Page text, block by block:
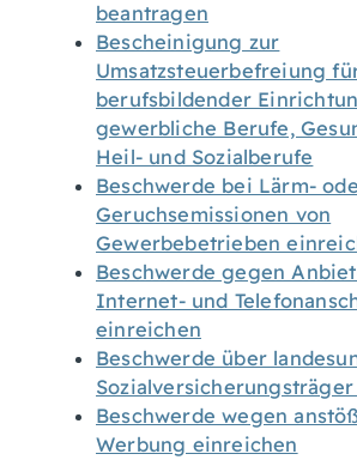
beantragen
Bescheinigung zur
Umsatzsteuerbefreiung
berufsbildender
gewerbliche Berufe,
Heil- und Sozialberufe
Beschwerde bei Lärm-
Geruchsemissionen von
Gewerbebetrieben
Beschwerde gegen
Internet- und
einreichen
Beschwerde über
Beschwerde wegen
Werbung einreichen